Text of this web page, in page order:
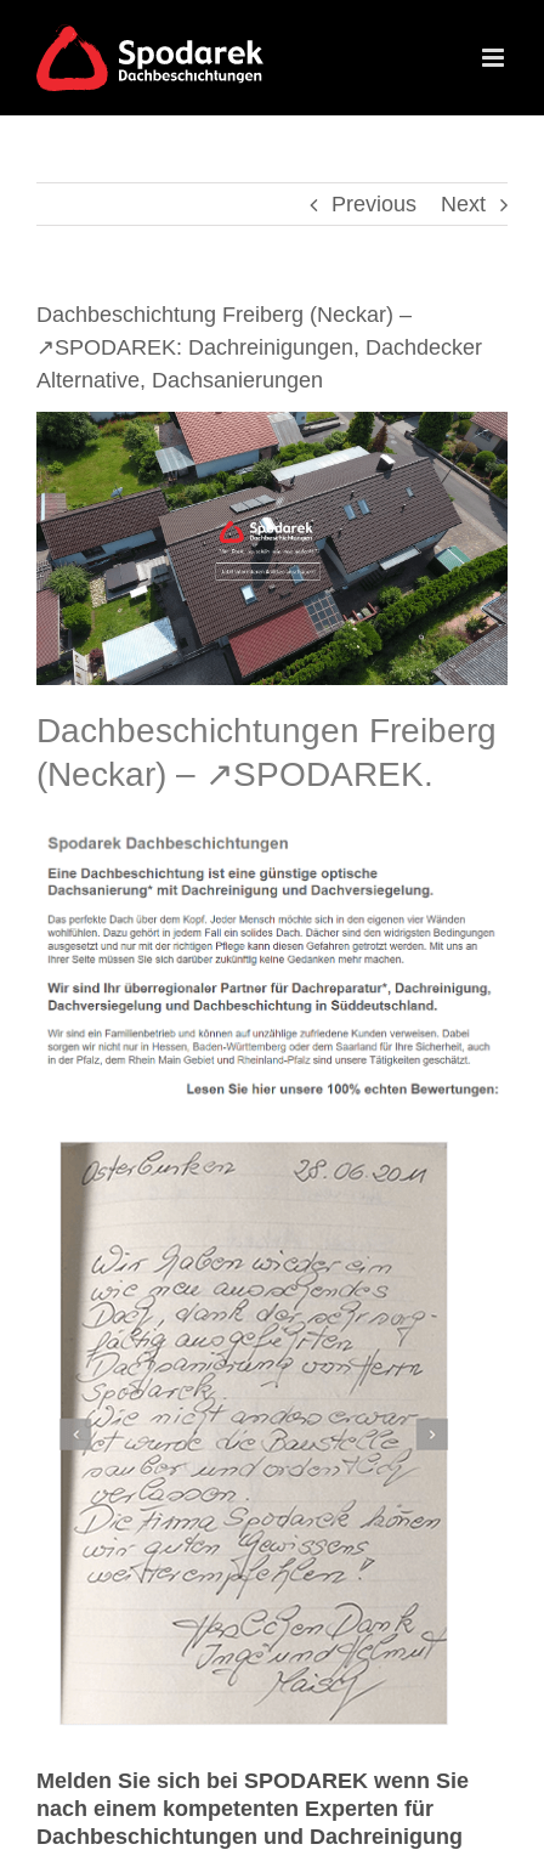
content
Previous Next
Dachbeschichtung Freiberg (Neckar) –
↗️SPODAREK: Dachreinigungen, Dachdecker
Alternative, Dachsanierungen
Dachbeschichtungen Freiberg
(Neckar) – ↗️SPODAREK.
Melden Sie sich bei SPODAREK wenn Sie
nach einem kompetenten Experten für
Dachbeschichtungen und Dachreinigung